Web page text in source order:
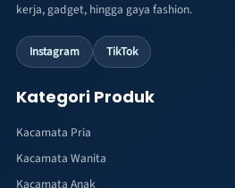
kerja, gadget, hingga gaya fashion.
Instagram TikTok
Kategori Produk
Kacamata Pria
Kacamata Wanita
Kacamata Anak